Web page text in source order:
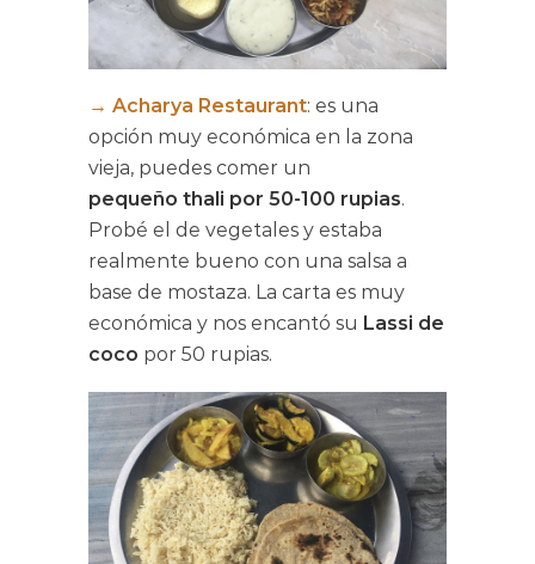
→ Acharya Restaurant: es una
opción muy económica en la zona
vieja, puedes comer un
pequeño thali por 50-100 rupias.
Probé el de vegetales y estaba
realmente bueno con una salsa a
base de mostaza. La carta es muy
económica y nos encantó su Lassi de
coco por 50 rupias.